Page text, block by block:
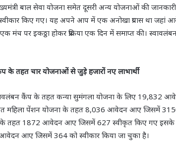
मुख्यमंत्री बाल सेवा योजना समेत दूसरी अन्य योजनाओं की
किए गए। यह अपने आप में एक अनोखा प्रयास था जहां
मंच पर इकठ्ठा होकर प्रक्रिया एक दिन में समाप्त की।
के तहत चार योजनाओं से जुड़े हजारों नए लाभार्थी
कैंप के तहत कन्‍या सुमंगला योजना के लिए 19,832
महिला पेंशन योजना के तहत 8,036 आवेदन आए जिसमें
के तहत 1872 आवेदन आए जिसमें 627 स्‍वीकृत किए गए इसके
आए जिसमें 364 को स्‍वीकार किया जा चुका है।